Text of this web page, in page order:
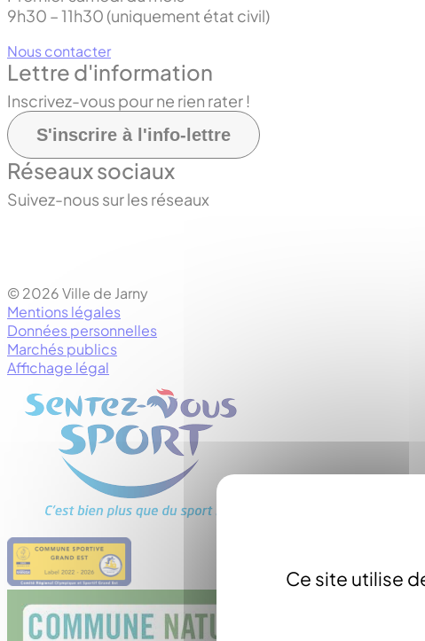
Ce site utilise
9h30 – 11h30 (uniquement état civil)
Nous contacter
Lettre d'information
Inscrivez-vous pour ne rien rater !
S'inscrire à l'info-lettre
Réseaux sociaux
Suivez-nous sur les réseaux
© 2026 Ville de Jarny
Mentions légales
Données personnelles
Marchés publics
Affichage légal